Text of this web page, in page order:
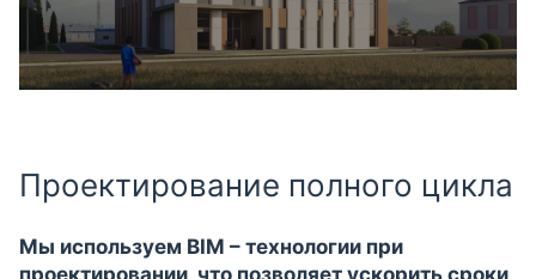
Проектирование полного цикла
Мы используем BIM – технологии при